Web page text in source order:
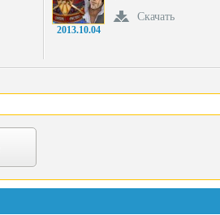
2013.10.04
Скачать